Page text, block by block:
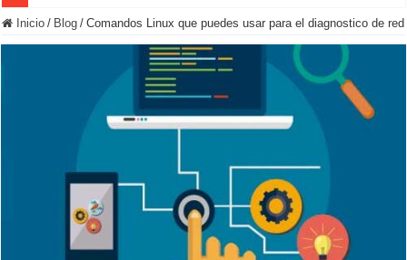
Inicio / Blog / Comandos Linux que puedes usar para el diagnostico de red